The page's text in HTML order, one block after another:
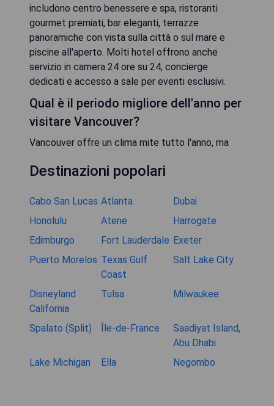
includono centro benessere e spa, ristoranti
gourmet premiati, bar eleganti, terrazze
panoramiche con vista sulla città o sul mare e
piscine all'aperto. Molti hotel offrono anche
servizio in camera 24 ore su 24, concierge
dedicati e accesso a sale per eventi esclusivi.
Qual è il periodo migliore dell'anno per
visitare Vancouver?
Vancouver offre un clima mite tutto l'anno, ma
Destinazioni popolari
Cabo San Lucas Atlanta
Dubai
Honolulu
Atene
Harrogate
Edimburgo
Fort Lauderdale Exeter
Puerto Morelos Texas Gulf
Coast
Salt Lake City
Disneyland
California
Tulsa Milwaukee
Spalato (Split) Île-de-France
Saadiyat Island,
Abu Dhabi
Lake Michigan
Ella Negombo